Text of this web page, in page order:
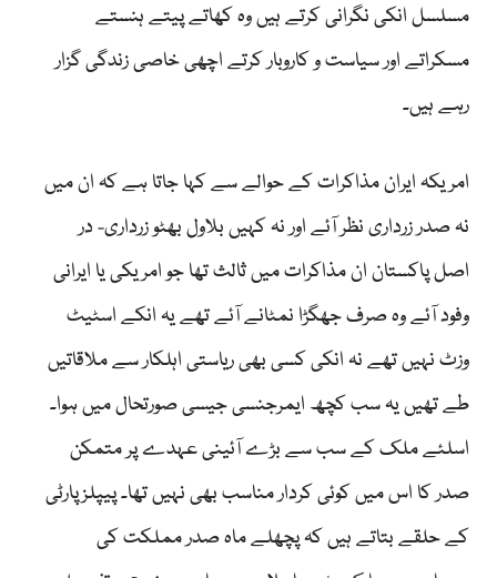
مسلسل انکی نگرانی کرتے ہیں وہ کھاتے پیتے ہنستے
مسکراتے اور سیاست و کاروبار کرتے اچھی خاصی زندگی گزار
رہے ہیں۔
امریکہ ایران مذاکرات کے حوالے سے کہا جاتا ہے کہ ان میں
نہ صدر زرداری نظر آئے اور نہ کہیں بلاول بھٹو زرداری- در
اصل پاکستان ان مذاکرات میں ثالث تھا جو امریکی یا ایرانی
وفود آئے وہ صرف جھگڑا نمٹانے آئے تھے یہ انکے اسٹیٹ
وزٹ نہیں تھے نہ انکی کسی بھی ریاستی اہلکار سے ملاقاتیں
طے تھیں یہ سب کچھ ایمرجنسی جیسی صورتحال میں ہوا۔
اسلئے ملک کے سب سے بڑے آئینی عہدے پر متمکن
صدر کا اس میں کوئی کردار مناسب بھی نہیں تھا۔ پیپلزپارٹی
کے حلقے بتاتے ہیں کہ پچھلے ماہ صدر مملکت کی